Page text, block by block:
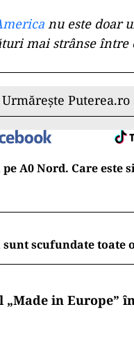
nu este doar
mai strânse între
Puterea.ro
A0 Nord. Care este
scufundate toate
„Made in Europe”